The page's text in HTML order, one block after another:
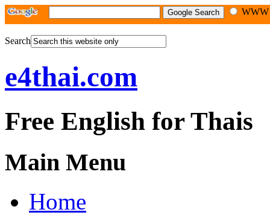
Search
e4thai.com
Free English for Thais
Main Menu
Home